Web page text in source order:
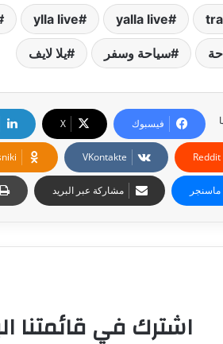
yalla live
ylla live
سياحة وسفر يلا لايف
فيسبوك ‫X
ماسنجر مشاركة عبر البريد
اشترك في قائمتنا